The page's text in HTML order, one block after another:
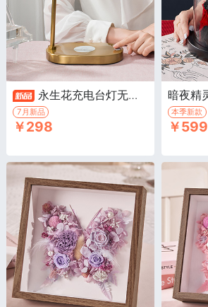
永生花充电台灯无线手机充电/天空蓝·微紫色玫瑰2朵，深紫色小玫瑰，紫色白边奥斯丁小玫瑰
7月新品
￥298
本季新款
￥599